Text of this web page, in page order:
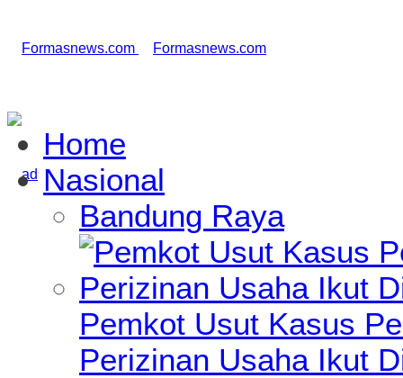
Home
Nasional
Bandung Raya
Pemkot Usut Kasus
Perizinan Usaha Ikut